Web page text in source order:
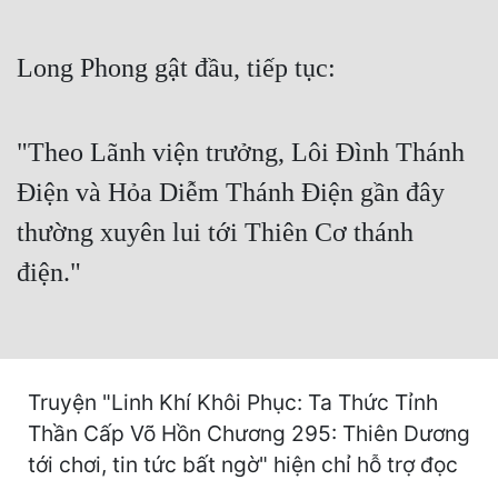
Dị Năng
Gia Đấu
Góc Nhìn Nam
Góc Nhìn Nữ
Huyền Nghi
Huyền Ảo
Hài Hước
Long Phong gật đầu, tiếp tục:
"Theo Lãnh viện trưởng, Lôi Đình Thánh
Điện và Hỏa Diễm Thánh Điện gần đây
thường xuyên lui tới Thiên Cơ thánh
điện."
Truyện "Linh Khí Khôi Phục: Ta Thức Tỉnh
Thần Cấp Võ Hồn Chương 295: Thiên Dương
tới chơi, tin tức bất ngờ" hiện chỉ hỗ trợ đọc